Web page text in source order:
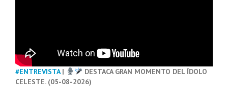
#ENTREVISTA|
DESTACA GRAN MOMENTO DEL ÍDOLO
CELESTE. (05-08-2026)